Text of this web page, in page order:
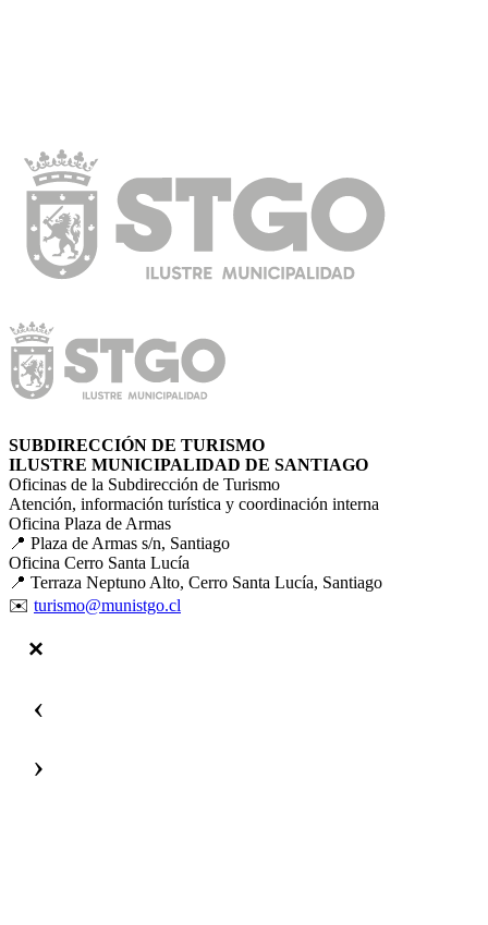
SUBDIRECCIÓN DE TURISMO
ILUSTRE MUNICIPALIDAD DE SANTIAGO
Oficinas de la Subdirección de Turismo
Atención, información turística y coordinación interna
Oficina Plaza de Armas
📍 Plaza de Armas s/n, Santiago
Oficina Cerro Santa Lucía
📍 Terraza Neptuno Alto, Cerro Santa Lucía, Santiago
✉️ turismo@munistgo.cl
‹
›